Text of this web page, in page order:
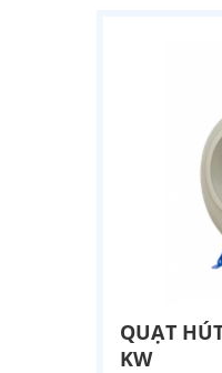
QUẠT
KW